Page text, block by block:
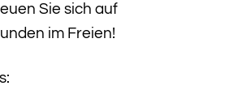
Sie sich auf
im Freien!